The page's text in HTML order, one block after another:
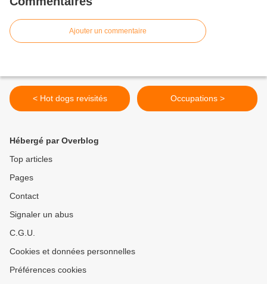
Ajouter un commentaire
< Hot dogs revisités Occupations >
Hébergé par Overblog
Top articles
Pages
Contact
Signaler un abus
C.G.U.
Cookies et données personnelles
Préférences cookies